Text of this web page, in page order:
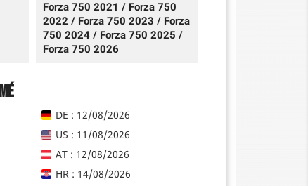
Forza 750 2021 / Forza 750
2022 / Forza 750 2023 / Forza
750 2024 / Forza 750 2025 /
Forza 750 2026
DE : 12/08/2026
US : 11/08/2026
AT : 12/08/2026
HR : 14/08/2026